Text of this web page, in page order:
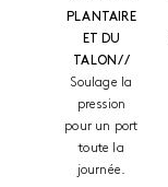
PLANTAIRE
ET DU
TALON //
Soulage la
pression
pour un port
toute la
journée.